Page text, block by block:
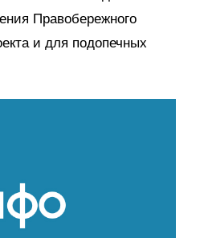
Правобережного
и для подопечных